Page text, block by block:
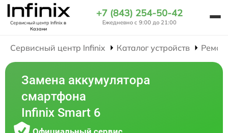
Сервисный центр Infinixв
Казани
+7 (843) 254-50-42
Ежедневно с 9:00 до 21:00
Сервисный центр Infinix Каталог устройств
Замена аккумулятора
смартфона
Infinix Smart 6